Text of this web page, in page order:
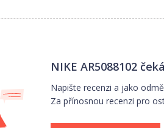
NIKE AR5088102
Napište recenzi a jako
Za přínosnou recenzi pro